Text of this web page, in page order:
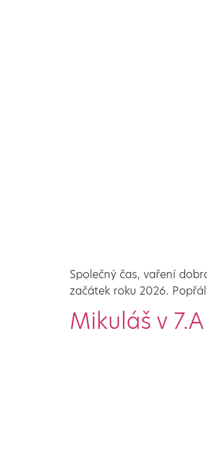
Společný čas, vaření
začátek roku 2026.
Mikuláš v 7.A